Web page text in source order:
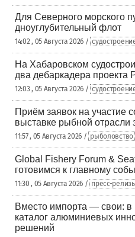
Для Северного морского
дноуглубительный флот
14:02 , 05 Августа 2026 /
На Хабаровском
два дебаркадера проекта
12:03 , 05 Августа 2026 /
Приём заявок на участие
выставке рыбной отрасли
11:57 , 05 Августа 2026 / рыболовство
Global Fishery Forum &
готовимся к главному
11:30 , 05 Августа 2026 / пресс-
Вместо импорта — свои: в
каталог алюминиевых
решений